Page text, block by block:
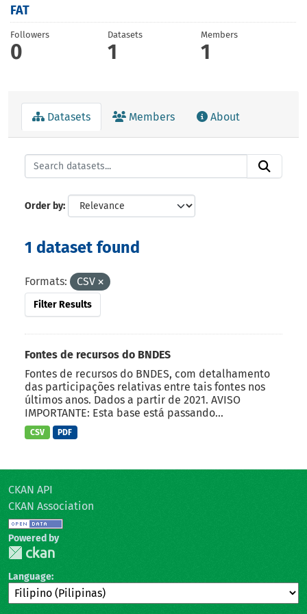
FAT
Followers
0
Datasets
1
Members
1
Datasets Members About
Order by
1 dataset found
Formats: CSV
Filter Results
Fontes de recursos do BNDES
Fontes de recursos do BNDES, com detalhamento
das participações relativas entre tais fontes nos
últimos anos. Dados a partir de 2021. AVISO
IMPORTANTE: Esta base está passando...
CSV PDF
CKAN API
CKAN Association
Powered by
Language